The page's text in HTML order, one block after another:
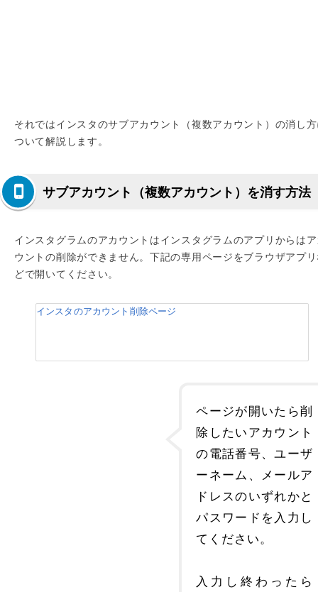
それではインスタのサブアカウント（複数アカウント）の消し
ついて解説します。
サブアカウント（複数アカウント）を消す方法
インスタグラムのアカウントはインスタグラムのアプリからは
ウントの削除ができません。下記の専用ページをブラウザアプ
どで開いてください。
インスタのアカウント削除ページ
ページが開いたら削
除したいアカウント
の電話番号、ユーザ
ーネーム、メールア
ドレスのいずれかと
パスワードを入力し
てください。
入力し終わったら